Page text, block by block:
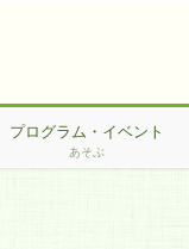
プログラム・イベント
あそぶ